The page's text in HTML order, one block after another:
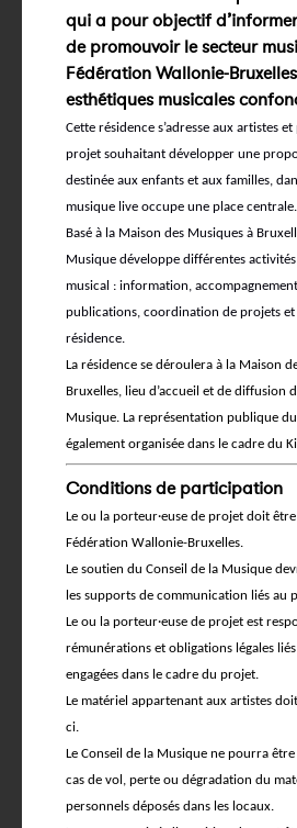
qui a pour objectif
de promouvoir le secteur
Fédération Wallonie-
esthétiques musicales
Cette résidence s’adresse aux artistes
projet souhaitant développer une
destinée aux enfants et aux familles,
musique live occupe une place centrale.
Basé à la Maison des Musiques à
Musique développe différentes
musical : information,
publications, coordination de projets et
résidence.
La résidence se déroulera à la Maison
Bruxelles, lieu d’accueil et de diffusion
Musique. La représentation publique
également organisée dans le cadre du
Conditions de participation
Le ou la porteur·euse de projet doit être
Fédération Wallonie-Bruxelles.
Le soutien du Conseil de la Musique
les supports de communication liés au
Le ou la porteur·euse de projet est
rémunérations et obligations légales
engagées dans le cadre du projet.
Le matériel appartenant aux artistes
ci.
Le Conseil de la Musique ne pourra
cas de vol, perte ou dégradation du
personnels déposés dans les locaux.